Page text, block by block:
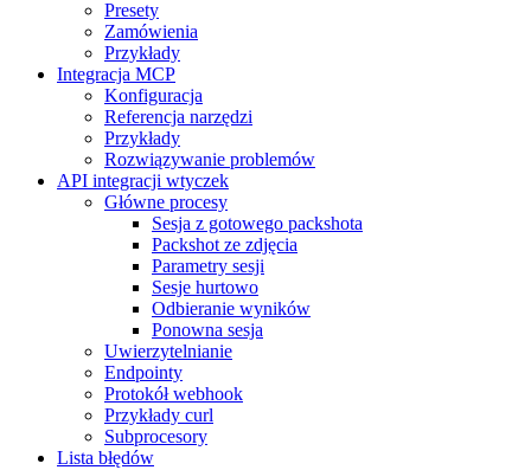
Presety
Zamówienia
Przykłady
Integracja MCP
Konfiguracja
Referencja narzędzi
Przykłady
Rozwiązywanie problemów
API integracji wtyczek
Główne procesy
Sesja z gotowego packshota
Packshot ze zdjęcia
Parametry sesji
Sesje hurtowo
Odbieranie wyników
Ponowna sesja
Uwierzytelnianie
Endpointy
Protokół webhook
Przykłady curl
Subprocesory
Lista błędów